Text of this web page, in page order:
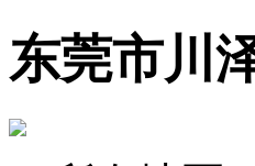
东莞市川